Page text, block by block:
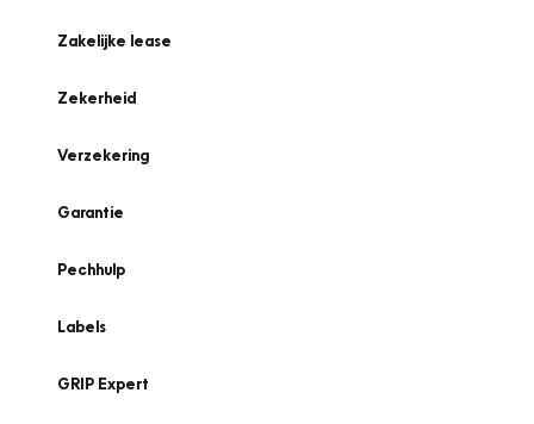
Zakelijke lease
Zekerheid
Verzekering
Garantie
Pechhulp
Labels
GRIP Expert